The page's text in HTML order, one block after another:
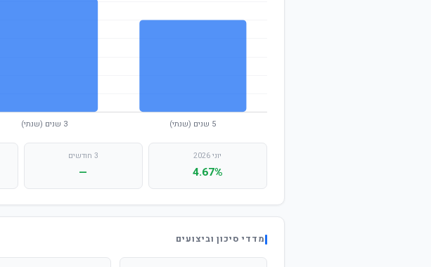
יוני 2026
4.67%
3 חודשים
—
מדדי סיכון וביצועים